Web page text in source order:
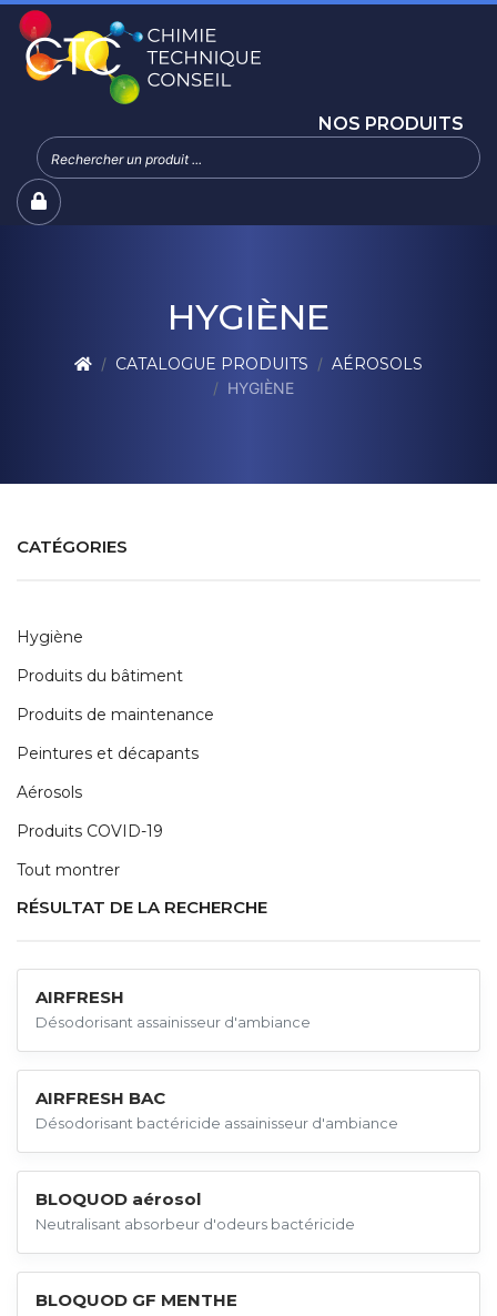
NOS PRODUITS
HYGIÈNE
CATALOGUE PRODUITS AÉROSOLS
HYGIÈNE
CATÉGORIES
Hygiène
Produits du bâtiment
Produits de maintenance
Peintures et décapants
Aérosols
Produits COVID-19
Tout montrer
RÉSULTAT DE LA RECHERCHE
AIRFRESH
Désodorisant assainisseur d'ambiance
AIRFRESH BAC
Désodorisant bactéricide assainisseur d'ambiance
BLOQUOD aérosol
Neutralisant absorbeur d'odeurs bactéricide
BLOQUOD GF MENTHE